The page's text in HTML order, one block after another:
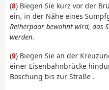
(8) Biegen Sie kurz vor der
ein, in der Nähe eines
Reiherpaar bewohnt wird, das
werden.
(9) Biegen Sie an der
einer Eisenbahnbrücke
Böschung bis zur Straße .